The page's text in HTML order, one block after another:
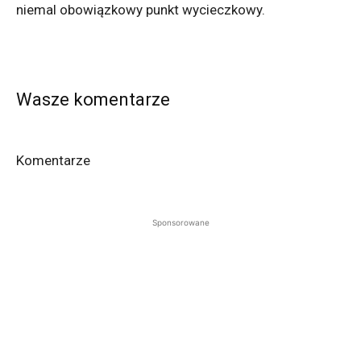
niemal obowiązkowy punkt wycieczkowy.
Wasze komentarze
Komentarze
Sponsorowane